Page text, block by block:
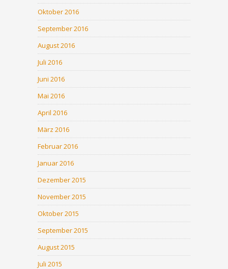
Oktober 2016
September 2016
August 2016
Juli 2016
Juni 2016
Mai 2016
April 2016
März 2016
Februar 2016
Januar 2016
Dezember 2015
November 2015
Oktober 2015
September 2015
August 2015
Juli 2015